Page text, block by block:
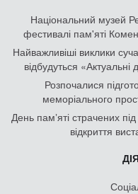
Національний музей
фестивалі пам'яті
Найважливіші виклики
відбудуться
Розпочалися
меморіального
День памʼяті страчених
відкриття